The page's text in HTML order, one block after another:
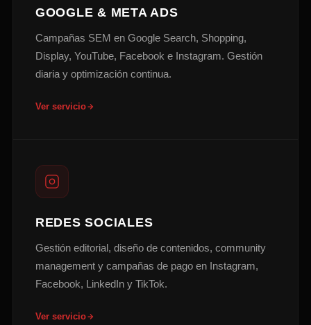
GOOGLE & META ADS
Campañas SEM en Google Search, Shopping,
Display, YouTube, Facebook e Instagram. Gestión
diaria y optimización continua.
Ver servicio
REDES SOCIALES
Gestión editorial, diseño de contenidos, community
management y campañas de pago en Instagram,
Facebook, LinkedIn y TikTok.
Ver servicio